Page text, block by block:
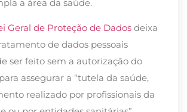
a área da saúde.
Geral de Proteção de Dados deixa
de dados pessoais
ser feito sem a autorização do
assegurar a “tutela da saúde,
realizado por profissionais da